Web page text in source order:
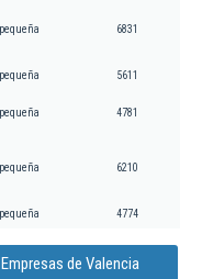
pequeña 6831
pequeña 5611
pequeña 4781
pequeña 6210
pequeña 4774
de Valencia